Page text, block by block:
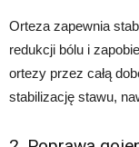
Orteza zapewnia
redukcji bólu i
ortezy przez całą
stabilizację stawu,